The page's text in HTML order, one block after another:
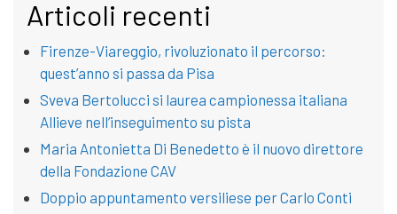
Articoli recenti
Firenze-Viareggio, rivoluzionato il percorso:
quest’anno si passa da Pisa
Sveva Bertolucci si laurea campionessa italiana
Allieve nell’inseguimento su pista
Maria Antonietta Di Benedetto è il nuovo direttore
della Fondazione CAV
Doppio appuntamento versiliese per Carlo Conti